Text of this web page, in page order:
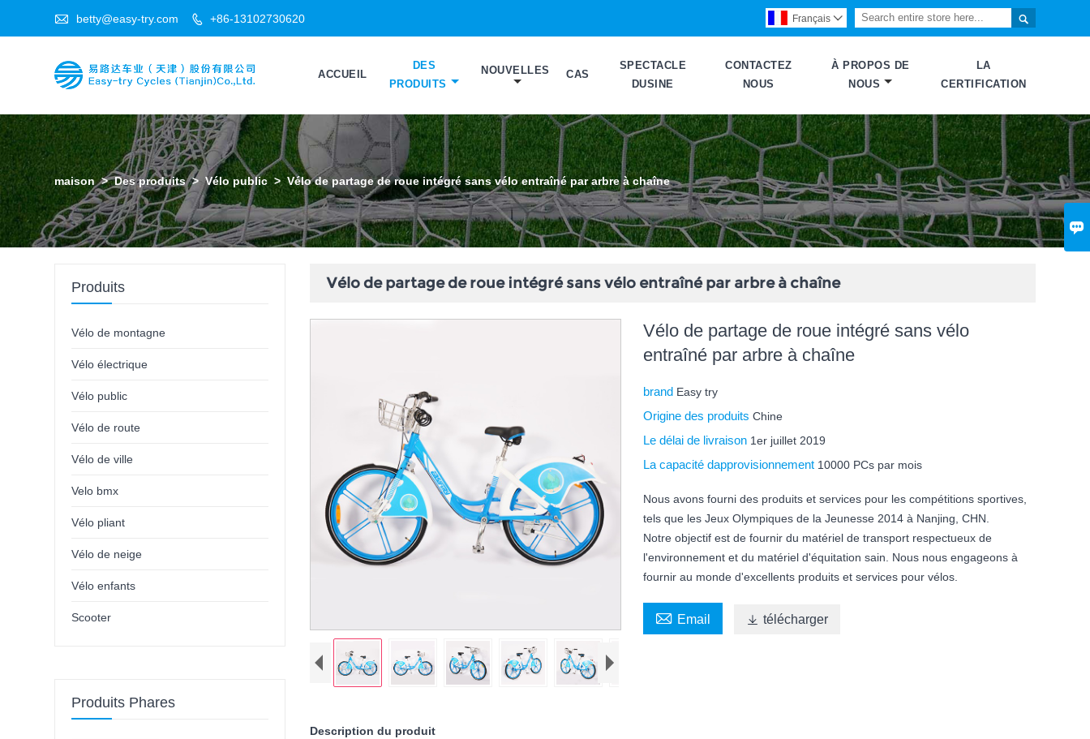

 betty@easy-try.com  +86-13102730620 
Français 
ACCUEIL
DES
PRODUITS
NOUVELLES CAS
SPECTACLE
DUSINE
CONTACTEZ
NOUS
À PROPOS DE
NOUS
LA
CERTIFICATION
maison > Des produits > Vélo public > Vélo de partage de roue intégré sans vélo entraîné par arbre à chaîne
Vélo de partage de roue intégré sans vélo entraîné par arbre à chaîne
Vélo de partage de roue intégré sans vélo
entraîné par arbre à chaîne
brand Easy try
Origine des produitsChine
Le délai de livraison 1er juillet 2019
La capacité dapprovisionnement 10000 PCs par mois
Nous avons fourni des produits et services pour les compétitions sportives,
tels que les Jeux Olympiques de la Jeunesse 2014 à Nanjing, CHN.
Notre objectif est de fournir du matériel de transport respectueux de
l'environnement et du matériel d'équitation sain. Nous nous engageons à
fournir au monde d'excellents produits et services pour vélos.
 Email  télécharger
Description du produit
Produits
Vélo de montagne
Vélo électrique
Vélo public
Vélo de route
Vélo de ville
Velo bmx
Vélo pliant
Vélo de neige
Vélo enfants
Scooter
Produits Phares